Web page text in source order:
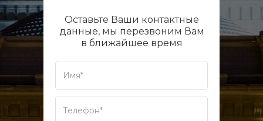
Оставьте Ваши контактные
данные, мы перезвоним Вам
в ближайшее время